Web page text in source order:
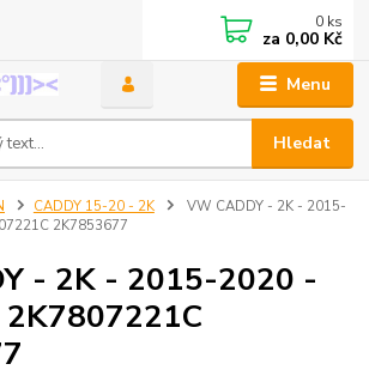
Menu
Hledat
0 ks
za 0,00 Kč
CADDY 15-20 - 2K
VW CADDY - 2K - 2015-
2K7853677
- 2K - 2015-2020 -